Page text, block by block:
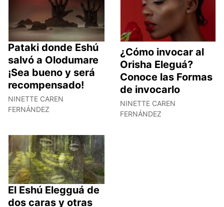
Pataki donde Eshú
salvó a Olodumare
¡Sea bueno y será
recompensado!
NINETTE CAREN
FERNÁNDEZ
¿Cómo invocar al
Orisha Eleguá?
Conoce las Formas
de invocarlo
NINETTE CAREN
FERNÁNDEZ
El Eshú Elegguá de
dos caras y otras